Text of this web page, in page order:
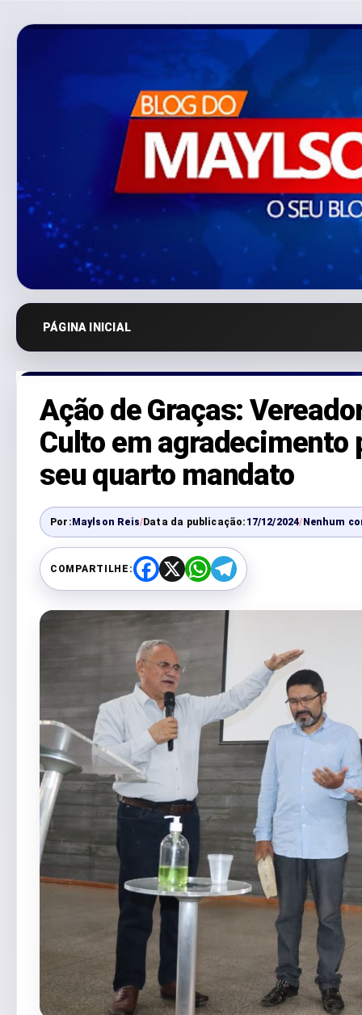
PÁGINA INICIAL
Ação de Graças:
Culto em agradecimento
seu quarto mandato
Por:Maylson Reis/Data da publicação: 17/12/2024/Nenhum
COMPARTILHE:
F
a
e
o
o
k
X
W
h
t
T
e
e
g
r
a
m